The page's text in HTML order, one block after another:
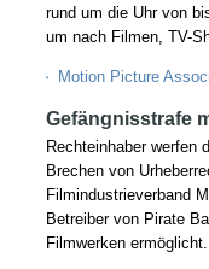
rund um die Uhr von
um nach Filmen, TV-
Motion Picture
Gefängnisstrafe
Rechteinhaber werfen
Brechen von
Filmindustrieverband
Betreiber von Pirate
Filmwerken ermöglicht.